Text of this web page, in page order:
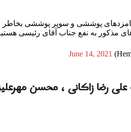
نامزدهای پوششی و سوپر پوششی
مذکور به نفع جناب آقای رئیسی
June 14, 2021
علی رضا زاکانی ، محسن